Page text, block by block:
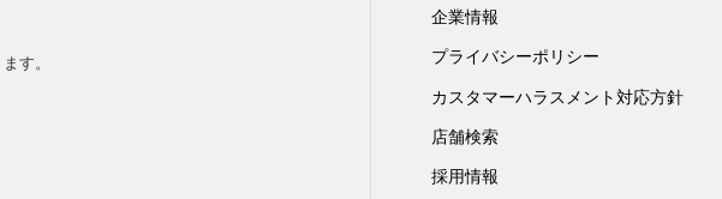
す。
企業情報
プライバシーポリシー
カスタマーハラスメント対応方針
店舗検索
採用情報